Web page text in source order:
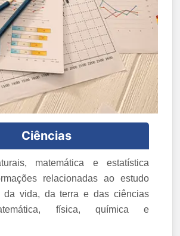
Ciências
matemática e estatística
relacionadas ao estudo
da vida, da terra e das ciências
física, química e